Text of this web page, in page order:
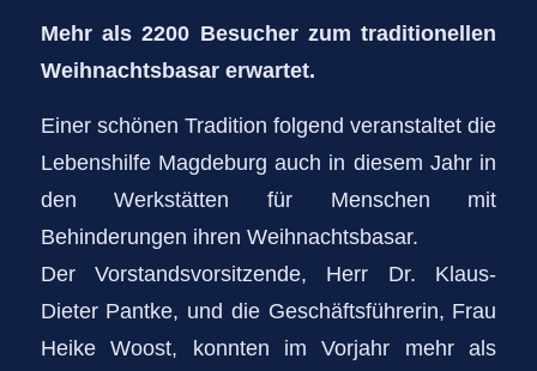
Mehr als 2200 Besucher zum traditionellen
Weihnachtsbasar erwartet.
Einer schönen Tradition folgend veranstaltet die
Lebenshilfe Magdeburg auch in diesem Jahr in
den Werkstätten für Menschen mit
Behinderungen ihren Weihnachtsbasar.
Der Vorstandsvorsitzende, Herr Dr. Klaus-
Dieter Pantke, und die Geschäftsführerin, Frau
Heike Woost, konnten im Vorjahr mehr als